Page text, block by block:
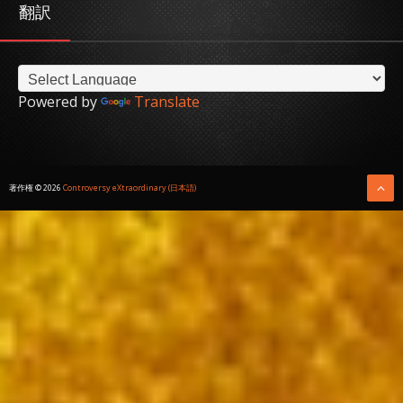
翻訳
Powered by Translate
著作権 ©2026 Controversy eXtraordinary (日本語)